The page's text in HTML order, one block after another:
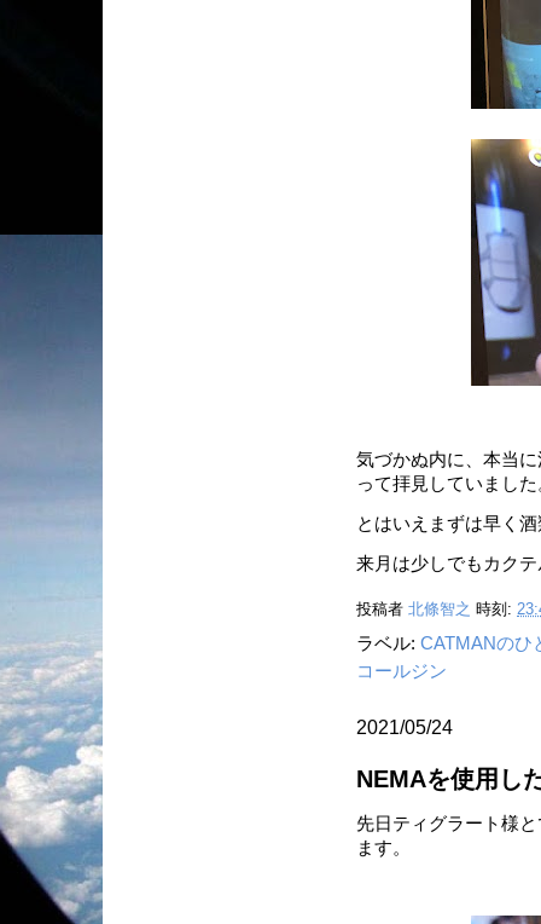
気づかぬ内に、本当
って拝見していました
とはいえまずは早く
来月は少しでもカク
投稿者 北條智之 時刻:
ラベル: CATMANのひ
コールジン
2021/05/24
NEMAを使用し
先日ティグラート様
ます。